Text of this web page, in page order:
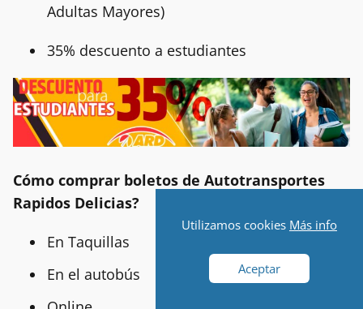
Adultas Mayores)
35% descuento a estudiantes
Cómo comprar boletos de Autotransportes
Rapidos Delicias?
En Taquillas
En el autobús
Utilizamos cookies Más info
Aceptar